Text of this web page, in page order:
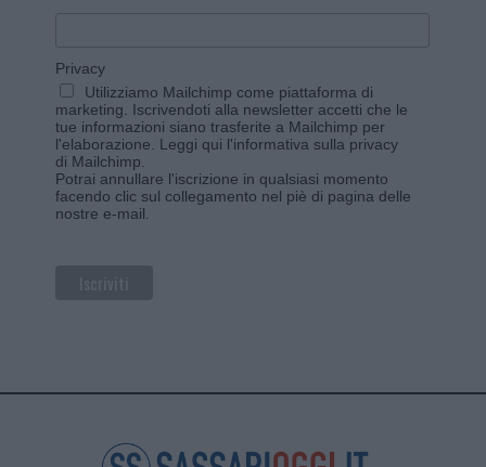
Privacy
Utilizziamo Mailchimp come piattaforma di
marketing. Iscrivendoti alla newsletter accetti che le
tue informazioni siano trasferite a Mailchimp per
l'elaborazione. Leggi qui l'informativa sulla privacy
di Mailchimp
Potrai annullare l'iscrizione in qualsiasi momento
facendo clic sul collegamento nel piè di pagina delle
nostre e-mail.